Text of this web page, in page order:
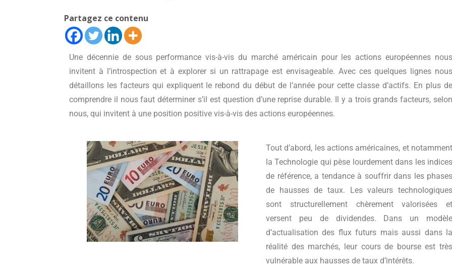
Partagez ce contenu
Une décennie de sous performance vis-à-vis du marché américain pour les actions européennes nous
invitent à l’introspection et à explorer si un rattrapage est envisageable. Avec ces quelques lignes nous
détaillons les facteurs qui expliquent le rebond du début de l’année pour cette classe d’actifs. En plus de
comprendre il nous faut déterminer s’il est question d’une reprise durable. Il y a trois grands facteurs, selon
nous, qui invitent à une position positive vis-à-vis des actions européennes.
Tout d’abord, les actions américaines, et notamment
la Technologie qui pèse lourdement dans les indices
de référence, a tendance à souffrir dans les phases
de hausses de taux. Les valeurs technologiques
sont structurellement chèrement valorisées et
versent peu de dividendes. Dans un modèle
d’actualisation des flux futurs mais aussi dans la
réalité des marchés, leur cours de bourse est très
vulnérable aux hausses de taux d’intérêts.